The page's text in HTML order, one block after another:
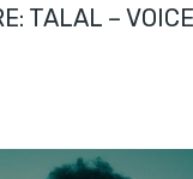
TALAL –